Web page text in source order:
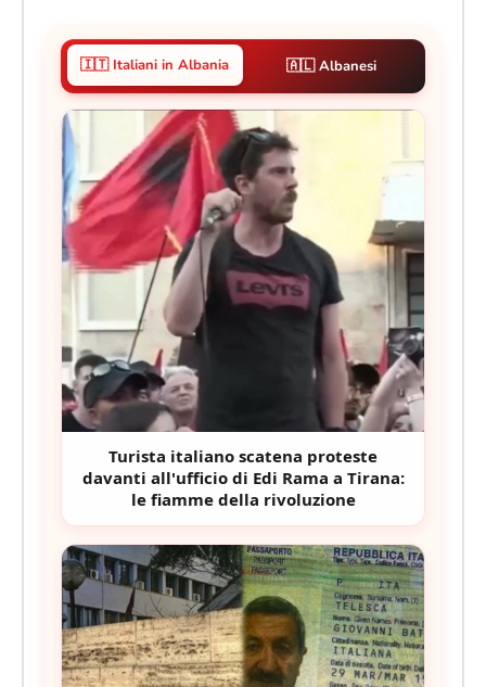
🇮🇹 Italiani in Albania 🇦🇱 Albanesi
Turista italiano scatena proteste
davanti all'ufficio di Edi Rama a Tirana:
le fiamme della rivoluzione